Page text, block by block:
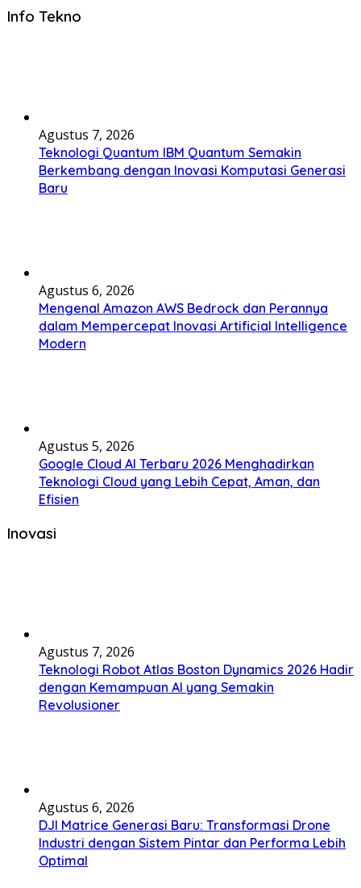
Info Tekno
Agustus 7, 2026
Teknologi Quantum IBM Quantum Semakin
Berkembang dengan Inovasi Komputasi Generasi
Baru
Agustus 6, 2026
Mengenal Amazon AWS Bedrock dan Perannya
dalam Mempercepat Inovasi Artificial Intelligence
Modern
Agustus 5, 2026
Google Cloud AI Terbaru 2026 Menghadirkan
Teknologi Cloud yang Lebih Cepat, Aman, dan
Efisien
Inovasi
Agustus 7, 2026
Teknologi Robot Atlas Boston Dynamics 2026 Hadir
dengan Kemampuan AI yang Semakin
Revolusioner
Agustus 6, 2026
DJI Matrice Generasi Baru: Transformasi Drone
Industri dengan Sistem Pintar dan Performa Lebih
Optimal